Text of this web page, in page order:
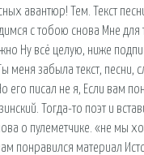
авантюр! Тем. Текст
с тобою снова Мне для
Ну всё целую, ниже
меня забыла текст, песни,
его писал не я, Если вам
Тогда-то поэт и
о пулеметчике. «не мы
понравился материал